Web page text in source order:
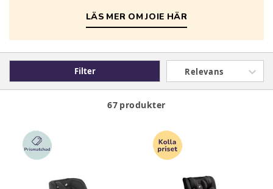
LÄS MER OM JOIE HÄR
Filter Relevans
67 produkter